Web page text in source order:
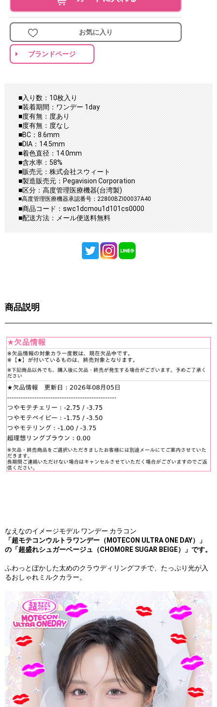
お気に入り
ブランドページ
■入り数：10枚入り
■装着期間：ワンデー 1day
■度有無：度あり
■度有無：度なし
■BC：8.6mm
■DIA：14.5mm
■着色直径：14.0mm
■含水率：58%
■販売元：株式会社スウィート
■製造販売元：Pegavision Corporation
■区分：高度管理医療機器(台湾製)
■高度管理医療機器承認番号：22800BZI00037A40
■商品コード：swc1dcmou1d101cs0000
■配送方法：メール便送料無料
商品説明
なえなのイメージモデル ワンデー カラコン
「超モテコンウルトラワンデー（MOTECON ULTRA ONE DAY）」
の「超盛れシュガーベージュ（CHOMORE SUGAR BEIGE）」です。
ふわっとぼかした太めのクラウディリングフチで、たっぷり光が入
るおしゃれミルクカラー。